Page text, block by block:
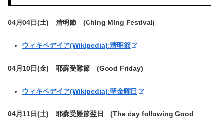
04月04日(土) 清明節 (Ching Ming Festival)
ウィキペデイア(Wikipedia):清明節
04月10日(金) 耶蘇受難節 (Good Friday)
ウィキペデイア(Wikipedia):聖金曜日
04月11日(土) 耶蘇受難節翌日 (The day following Good